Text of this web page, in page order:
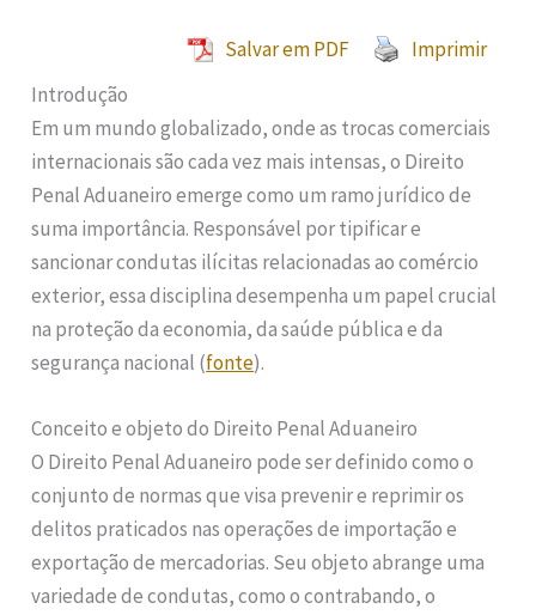
Salvar em PDF
Imprimir
Introdução
Em um mundo globalizado, onde as trocas comerciais
internacionais são cada vez mais intensas, o Direito
Penal Aduaneiro emerge como um ramo jurídico de
suma importância. Responsável por tipificar e
sancionar condutas ilícitas relacionadas ao comércio
exterior, essa disciplina desempenha um papel crucial
na proteção da economia, da saúde pública e da
segurança nacional (fonte).
Conceito e objeto do Direito Penal Aduaneiro
O Direito Penal Aduaneiro pode ser definido como o
conjunto de normas que visa prevenir e reprimir os
delitos praticados nas operações de importação e
exportação de mercadorias. Seu objeto abrange uma
variedade de condutas, como o contrabando, o